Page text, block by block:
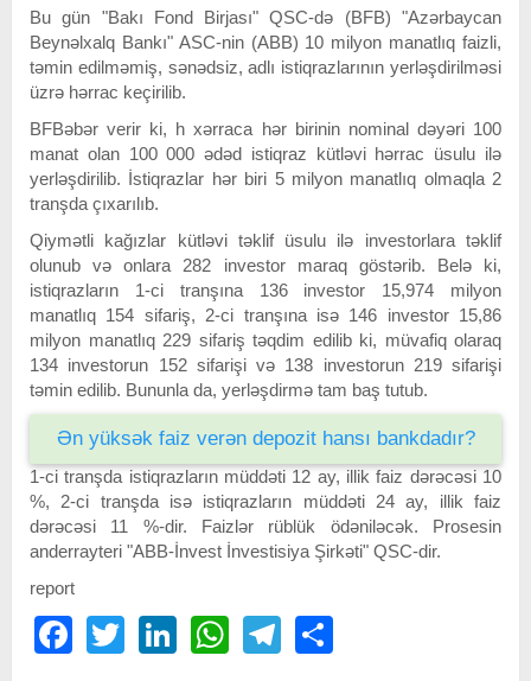
Bu gün "Bakı Fond Birjası" QSC-də (BFB) "Azərbaycan
Beynəlxalq Bankı" ASC-nin (ABB) 10 milyon manatlıq faizli,
təmin edilməmiş, sənədsiz, adlı istiqrazlarının yerləşdirilməsi
üzrə hərrac keçirilib.
BFBəbər verir ki, h xərraca hər birinin nominal dəyəri 100
manat olan 100 000 ədəd istiqraz kütləvi hərrac üsulu ilə
yerləşdirilib. İstiqrazlar hər biri 5 milyon manatlıq olmaqla 2
tranşda çıxarılıb.
Qiymətli kağızlar kütləvi təklif üsulu ilə investorlara təklif
olunub və onlara 282 investor maraq göstərib. Belə ki,
istiqrazların 1-ci tranşına 136 investor 15,974 milyon
manatlıq 154 sifariş, 2-ci tranşına isə 146 investor 15,86
milyon manatlıq 229 sifariş təqdim edilib ki, müvafiq olaraq
134 investorun 152 sifarişi və 138 investorun 219 sifarişi
təmin edilib. Bununla da, yerləşdirmə tam baş tutub.
Ən yüksək faiz verən depozit hansı bankdadır?
1-ci tranşda istiqrazların müddəti 12 ay, illik faiz dərəcəsi 10
%, 2-ci tranşda isə istiqrazların müddəti 24 ay, illik faiz
dərəcəsi 11 %-dir. Faizlər rüblük ödəniləcək. Prosesin
anderrayteri "ABB-İnvest İnvestisiya Şirkəti" QSC-dir.
report
FacebookTwitter LinkedIn WhatsAppTelegram